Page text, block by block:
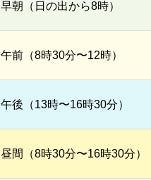
早朝（日の出から8時）
午前（8時30分〜12時）
午後（13時〜16時30分）
昼間（8時30分〜16時30分）